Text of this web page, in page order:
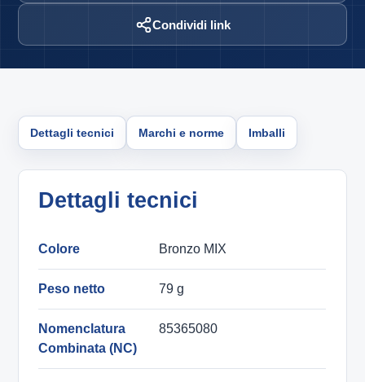
Condividi link
Dettagli tecnici Marchi e norme Imballi
Dettagli tecnici
Colore Bronzo MIX
Peso netto 79 g
Nomenclatura
Combinata (NC)
85365080